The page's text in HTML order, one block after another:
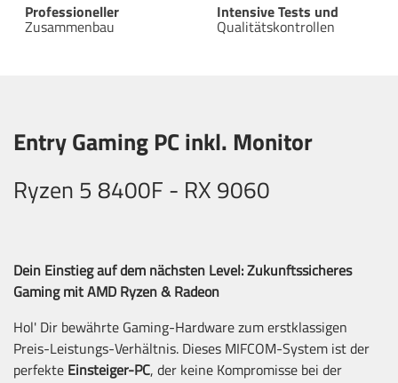
Professioneller
Zusammenbau
Intensive Tests und
Qualitätskontrollen
Entry Gaming PC inkl. Monitor
Ryzen 5 8400F - RX 9060
Dein Einstieg auf dem nächsten Level: Zukunftssicheres
Gaming mit AMD Ryzen & Radeon
Hol' Dir bewährte Gaming-Hardware zum erstklassigen
Preis-Leistungs-Verhältnis. Dieses MIFCOM-System ist der
perfekte Einsteiger-PC, der keine Kompromisse bei der